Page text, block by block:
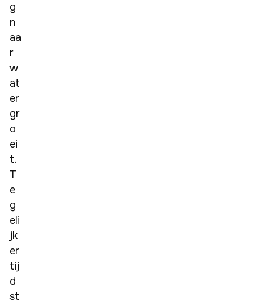
g
n
aa
r
w
at
er
gr
o
ei
t.
T
e
g
eli
jk
er
tij
d
st